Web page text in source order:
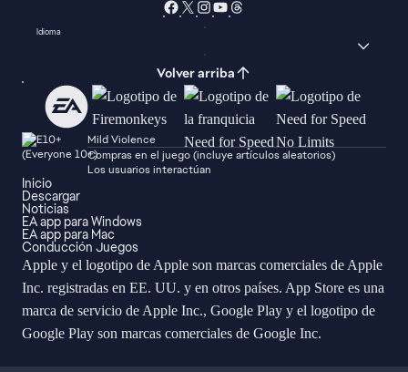
Idioma
Volver arriba
Mild Violence
Compras en el juego (incluye artículos aleatorios)
Los usuarios interactúan
Inicio
Descargar
Noticias
EA app para Windows
EA app para Mac
Conducción Juegos
Apple y el logotipo de Apple son marcas comerciales de Apple
Inc. registradas en EE. UU. y en otros países. App Store es una
marca de servicio de Apple Inc., Google Play y el logotipo de
Google Play son marcas comerciales de Google Inc.